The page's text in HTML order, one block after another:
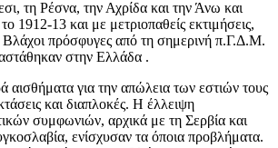
τη Ρέσνα, την Αχρίδα και την Άνω και
13 και με μετριοπαθείς εκτιμήσεις,
Βλάχοι πρόσφυγες από τη σημερινή π.Γ.Δ.Μ.
στην Ελλάδα .
αισθήματα για την απώλεια των εστιών τους
και διαπλοκές. Η έλλειψη
συμφωνιών, αρχικά με τη Σερβία και
ενίσχυσαν τα όποια προβλήματα.